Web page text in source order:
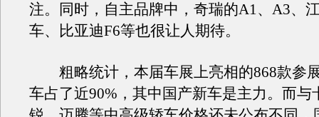
注。同时，自主品牌中，奇瑞的A1、A3、
车、比亚迪F6等也很让人期待。
粗略统计，本届车展上亮相的868款参
车占了近90%，其中国产新车是主力。而与